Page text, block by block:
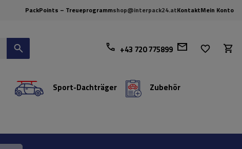
PackPoints – Treueprogrammshop@interpack24.atKontaktMein Konto
+43 720 775899
Sport-Dachträger Zubehör